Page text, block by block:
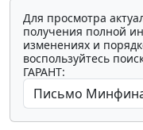
Для просмотра
получения полной
изменениях и
воспользуйтесь
ГАРАНТ: